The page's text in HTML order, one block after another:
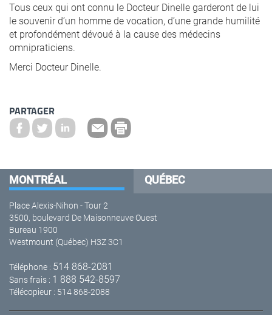
Tous ceux qui ont connu le Docteur Dinelle garderont de lui
le souvenir d’un homme de vocation, d’une grande humilité
et profondément dévoué à la cause des médecins
omnipraticiens.
Merci Docteur Dinelle.
PARTAGER
MONTRÉAL QUÉBEC
Place Alexis-Nihon - Tour 2
3500, boulevard De Maisonneuve Ouest
Bureau 1900
Westmount (Québec) H3Z 3C1
Téléphone : 514 868-2081
Sans frais : 1 888 542-8597
Télécopieur : 514 868-2088